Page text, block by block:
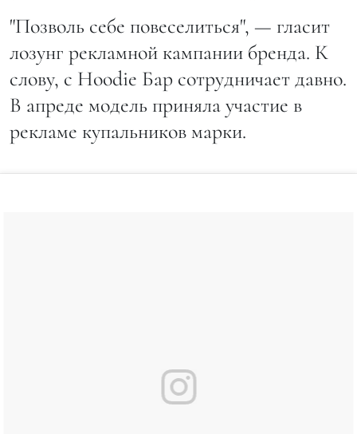
"Позволь себе повеселиться", — гласит
лозунг рекламной кампании бренда. К
слову, с Hoodie Бар сотрудничает давно.
В апреде модель приняла участие в
рекламе купальников марки.